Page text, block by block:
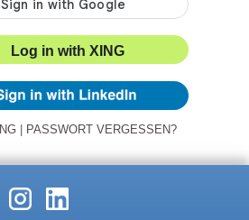
Log in with XING
PASSWORT VERGESSEN?